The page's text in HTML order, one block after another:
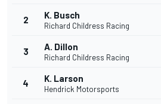
2 K. Busch
Richard Childress Racing
3 A. Dillon
Richard Childress Racing
4 K. Larson
Hendrick Motorsports